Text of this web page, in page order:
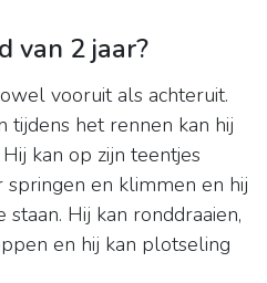
van 2 jaar?
vooruit als achteruit.
tijdens het rennen kan hij
kan op zijn teentjes
en klimmen en hij
Hij kan ronddraaien,
en hij kan plotseling